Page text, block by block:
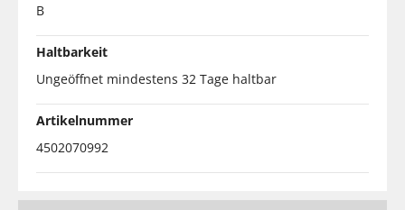
B
Haltbarkeit
Ungeöffnet mindestens 32 Tage haltbar
Artikelnummer
4502070992